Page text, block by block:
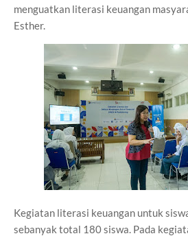
menguatkan literasi keuangan
Esther.
Kegiatan literasi keuangan untuk
sebanyak total 180 siswa. Pada